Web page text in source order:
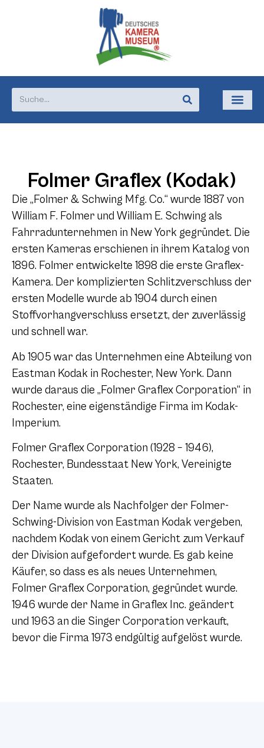
Folmer Graflex (Kodak)
Die „Folmer & Schwing Mfg. Co.“ wurde 1887 von
William F. Folmer und William E. Schwing als
Fahrradunternehmen in New York gegründet. Die
ersten Kameras erschienen in ihrem Katalog von
1896. Folmer entwickelte 1898 die erste Graflex-
Kamera. Der komplizierten Schlitzverschluss der
ersten Modelle wurde ab 1904 durch einen
Stoffvorhangverschluss ersetzt, der zuverlässig
und schnell war.
Ab 1905 war das Unternehmen eine Abteilung von
Eastman Kodak in Rochester, New York. Dann
wurde daraus die „Folmer Graflex Corporation“ in
Rochester, eine eigenständige Firma im Kodak-
Imperium.
Folmer Graflex Corporation (1928 – 1946),
Rochester, Bundesstaat New York, Vereinigte
Staaten.
Der Name wurde als Nachfolger der Folmer-
Schwing-Division von Eastman Kodak vergeben,
nachdem Kodak von einem Gericht zum Verkauf
der Division aufgefordert wurde. Es gab keine
Käufer, so dass es als neues Unternehmen,
Folmer Graflex Corporation, gegründet wurde.
1946 wurde der Name in Graflex Inc. geändert
und 1963 an die Singer Corporation verkauft,
bevor die Firma 1973 endgültig aufgelöst wurde.